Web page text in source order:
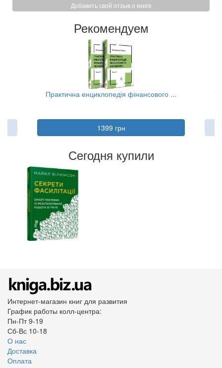
Добавить свой отзыв о книге
Рекомендуем
Практична енциклопедія фінансового ...
1399 грн
Сегодня купили
Интернет-магазин книг для развития
График работы колл-центра:
Пн-Пт 9-19
Сб-Вс 10-18
О нас
Доставка
Оплата